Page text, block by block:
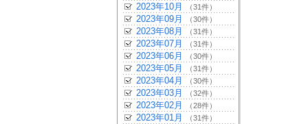
2023年10月 （31件）
2023年09月 （30件）
2023年08月 （31件）
2023年07月 （31件）
2023年06月 （30件）
2023年05月 （31件）
2023年04月 （30件）
2023年03月 （32件）
2023年02月 （28件）
2023年01月 （31件）